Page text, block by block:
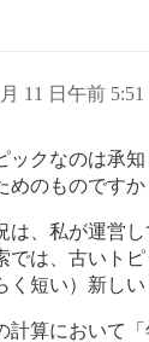
11 日午前 5:51
ックなのは承
めのものですか
は、私が運営
では、古いト
く短い）新し
計算において